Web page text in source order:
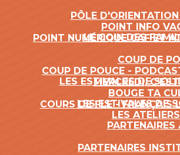
PÔLE
POINT INFO
POINT NUMÉRIQUE CAF ET
LE COIN DES
COUP DE
COUP DE POUCE -
MERCREDI,
BOUGE TA
COURS DE FLE - FRANÇAIS
LES ESTIVALES DE
LES ESTIVALES DE
LES
PARTENAIRES
PARTENAIRES